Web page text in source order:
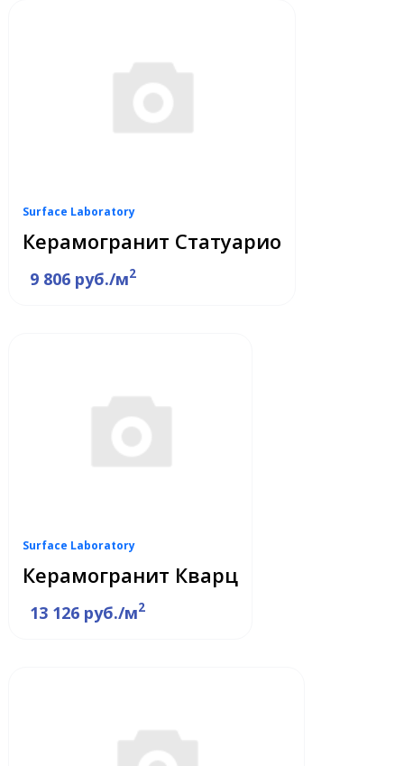
Surface Laboratory
Керамогранит Статуарио
9 806 руб./м2
Surface Laboratory
Керамогранит Кварц
13 126 руб./м2